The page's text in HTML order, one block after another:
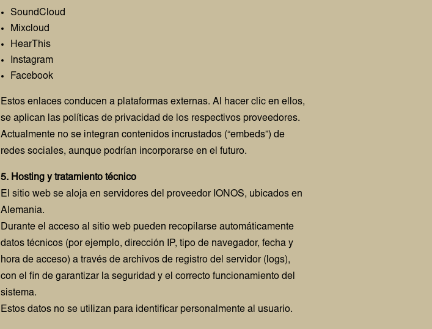
SoundCloud
Mixcloud
HearThis
Instagram
Facebook
Estos enlaces conducen a plataformas externas. Al hacer clic en ellos,
se aplican las políticas de privacidad de los respectivos proveedores.
Actualmente no se integran contenidos incrustados (“embeds”) de
redes sociales, aunque podrían incorporarse en el futuro.
5. Hosting y tratamiento técnico
El sitio web se aloja en servidores del proveedor IONOS, ubicados en
Alemania.
Durante el acceso al sitio web pueden recopilarse automáticamente
datos técnicos (por ejemplo, dirección IP, tipo de navegador, fecha y
hora de acceso) a través de archivos de registro del servidor (logs),
con el fin de garantizar la seguridad y el correcto funcionamiento del
sistema.
Estos datos no se utilizan para identificar personalmente al usuario.